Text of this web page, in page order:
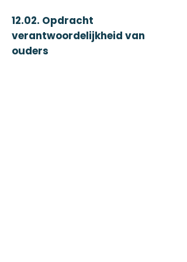
12.02. Opdracht
verantwoordelijkheid van
ouders